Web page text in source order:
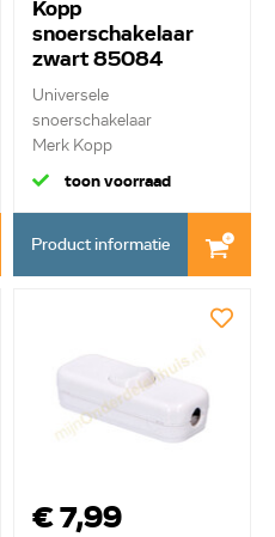
Kopp
snoerschakelaar
zwart 85084
Universele
snoerschakelaar
Merk Kopp
Enkelpolig geschakeld...
toon voorraad
Product informatie
€ 7,99